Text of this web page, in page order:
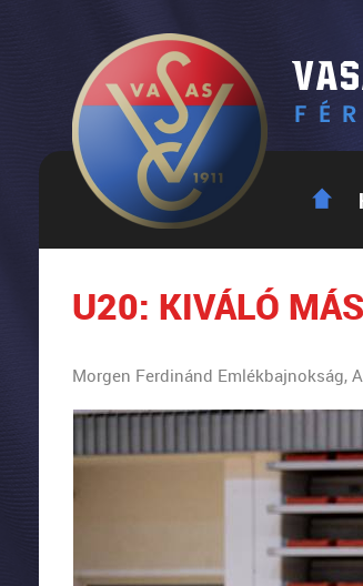
U20: KIVÁLÓ
Morgen Ferdinánd Emlékbajnokság,